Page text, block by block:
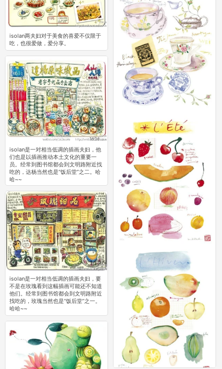
手绘咖啡，表现着新加坡插画家Lily对
于咖啡满满的爱！
isolan是一对相当低调的插画夫妇，他
们也是以插画推动本土文化的重要一
员。经常到图书馆都会到文明路附近找
吃的，达杨当然也是“饭后堂”之二。哈
哈~~
0
isolan两夫妇对于美食的喜爱不仅限于
吃，也很爱做，爱分享。
isolan是一对相当低调的插画夫妇，要
不是在玫瑰看到这幅插画可能还不知道
他们。经常到图书馆都会到文明路附近
找吃的，玫瑰当然也是“饭后堂”之一。
哈哈~~